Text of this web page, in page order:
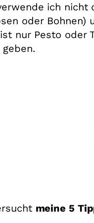
ich nicht
oder
nur Pesto oder
meine 5